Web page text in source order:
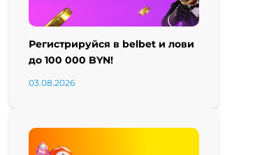
Регистрируйся в belbet и лови
до 100 000 BYN!
03.08.2026